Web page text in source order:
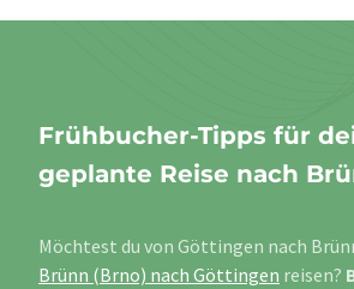
Frühbucher-Tipps für
geplante Reise nach
Möchtest du von Göttingen nach
Brünn (Brno) nach Göttingen reisen?